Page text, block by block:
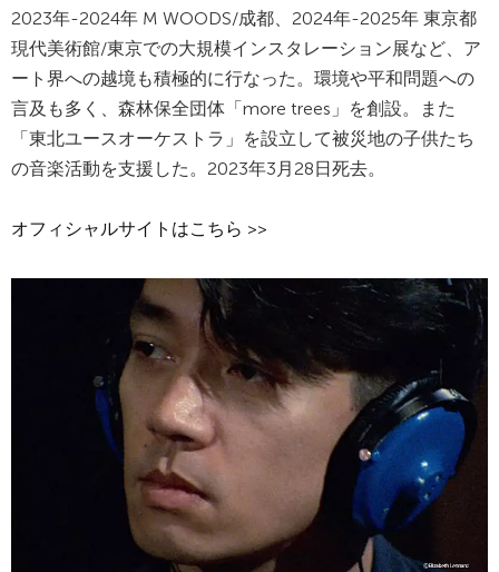
2023年-2024年 M WOODS/成都、2024年-2025年 東京都
現代美術館/東京での大規模インスタレーション展など、ア
ート界への越境も積極的に行なった。環境や平和問題への
言及も多く、森林保全団体「more trees」を創設。また
「東北ユースオーケストラ」を設立して被災地の子供たち
の音楽活動を支援した。2023年3月28日死去。
オフィシャルサイトはこちら >>